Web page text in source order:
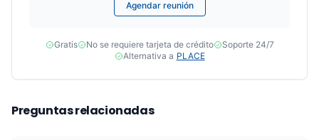
Agendar reunión
Gratis No se requiere tarjeta de crédito
Soporte 24/7
Alternativa a PLACE
Preguntas relacionadas